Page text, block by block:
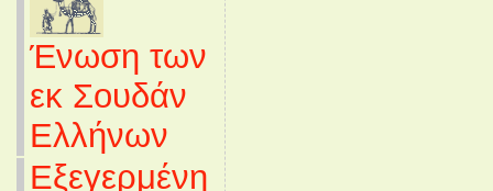
Ένωση των
εκ Σουδάν
Ελλήνων
Εξεγερμένη